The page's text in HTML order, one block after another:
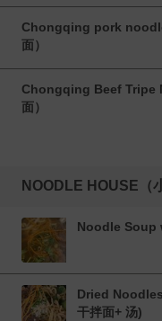
Chongqing pork
面）
Chongqing Beef Tripe
面）
NOODLE HOUSE（
Noodle Soup
Dried
干拌面+ 汤)